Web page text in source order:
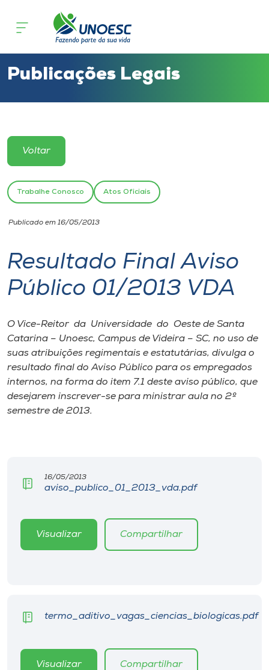
Cursos
Atendimento ao Estudante
Portal de Ensino
Unoesc
Internacionalização
I.nova
Diplomados
Cultura
CPA
Editora
Museu
Selecione
o idioma
Publicações Legais
Voltar
Trabalhe Conosco Atos Oficiais
Publicado em 16/05/2013
Resultado Final Aviso
Público 01/2013 VDA
O Vice-Reitor da Universidade do Oeste de Santa
Catarina – Unoesc, Campus de Videira – SC, no uso de
suas atribuições regimentais e estatutárias, divulga o
resultado final do Aviso Público para os empregados
internos, na forma do item 7.1 deste aviso público, que
desejarem inscrever-se para ministrar aula no 2º
semestre de 2013.
16/05/2013
aviso_publico_01_2013_vda.pdf
Visualizar Compartilhar
termo_aditivo_vagas_ciencias_biologicas.pdf
Visualizar Compartilhar